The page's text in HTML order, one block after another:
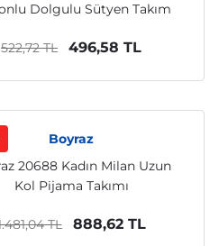
Dolgulu Sütyen Takım
522,72 TL 496,58 TL
Boyraz
20688 Kadın Milan Uzun
Kol Pijama Takımı
TL 888,62 TL